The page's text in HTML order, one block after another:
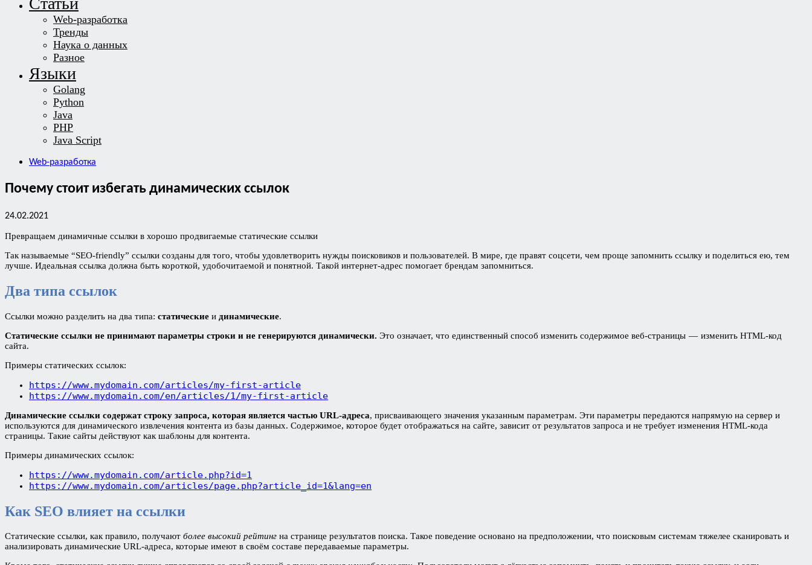
Web-разработка
Тренды
Наука о данных
Разное
Языки
Golang
Python
Java
PHP
Java Script
Web-разработка
Почему стоит избегать динамических ссылок
24.02.2021
Превращаем динамичные ссылки в хорошо продвигаемые статические ссылки
Так называемые “SEO-friendly” ссылки созданы для того, чтобы удовлетворить нужды поисковиков и пользователей. В мире, где правят соцсети, чем проще запомнить ссылку и поделиться ею, тем
лучше. Идеальная ссылка должна быть короткой, удобочитаемой и понятной. Такой интернет-адрес помогает брендам запомниться.
Два типа ссылок
Ссылки можно разделить на два типа: статические и динамические.
Статические ссылки не принимают параметры строки и не генерируются динамически. Это означает, что единственный способ изменить содержимое веб-страницы — изменить HTML-код
сайта.
Примеры статических ссылок:
https://www.mydomain.com/articles/my-first-article
https://www.mydomain.com/en/articles/1/my-first-article
Динамические ссылки содержат строку запроса, которая является частью URL-адреса, присваивающего значения указанным параметрам. Эти параметры передаются напрямую на сервер и
используются для динамического извлечения контента из базы данных. Содержимое, которое будет отображаться на сайте, зависит от результатов запроса и не требует изменения HTML-кода
страницы. Такие сайты действуют как шаблоны для контента.
Примеры динамических ссылок:
https://www.mydomain.com/article.php?id=1
https://www.mydomain.com/articles/page.php?article_id=1&lang=en
Как SEO влияет на ссылки
Статические ссылки, как правило, получают более высокий рейтинг на странице результатов поиска. Такое поведение основано на предположении, что поисковым системам тяжелее сканировать и
анализировать динамические URL-адреса, которые имеют в своём составе передаваемые параметры.